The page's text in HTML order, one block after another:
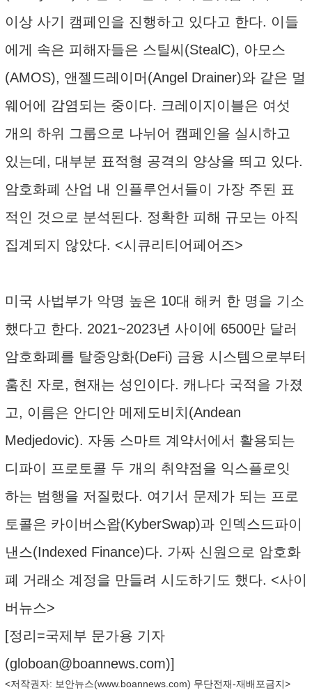
이상 사기 캠페인을 진행하고 있다고 한다. 이들
에게 속은 피해자들은 스틸씨(StealC), 아모스
(AMOS), 앤젤드레이머(Angel Drainer)와 같은 멀
웨어에 감염되는 중이다. 크레이지이블은 여섯
개의 하위 그룹으로 나뉘어 캠페인을 실시하고
있는데, 대부분 표적형 공격의 양상을 띄고 있다.
암호화폐 산업 내 인플루언서들이 가장 주된 표
적인 것으로 분석된다. 정확한 피해 규모는 아직
집계되지 않았다. <시큐리티어페어즈>
미국 사법부가 악명 높은 10대 해커 한 명을 기소
했다고 한다. 2021~2023년 사이에 6500만 달러
암호화폐를 탈중앙화(DeFi) 금융 시스템으로부터
훔친 자로, 현재는 성인이다. 캐나다 국적을 가졌
고, 이름은 안디안 메제도비치(Andean
Medjedovic). 자동 스마트 계약서에서 활용되는
디파이 프로토콜 두 개의 취약점을 익스플로잇
하는 범행을 저질렀다. 여기서 문제가 되는 프로
토콜은 카이버스왑(KyberSwap)과 인덱스드파이
낸스(Indexed Finance)다. 가짜 신원으로 암호화
폐 거래소 계정을 만들려 시도하기도 했다. <사이
버뉴스>
[정리=국제부 문가용 기자
(globoan@boannews.com)]
<저작권자: 보안뉴스(www.boannews.com) 무단전재-재배포금지>